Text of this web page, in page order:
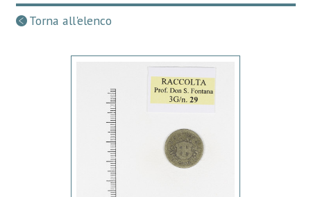
Torna all'elenco